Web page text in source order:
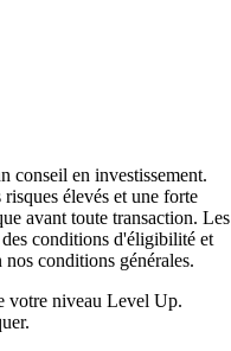
conseil en investissement.
élevés et une forte
avant toute transaction. Les
des conditions d'éligibilité et
conditions générales.
votre niveau Level Up.